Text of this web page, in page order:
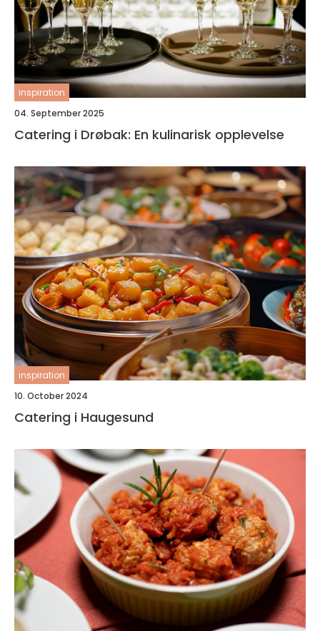
inspiration
04. September 2025
Catering i Drøbak: En kulinarisk opplevelse
inspiration
10. October 2024
Catering i Haugesund